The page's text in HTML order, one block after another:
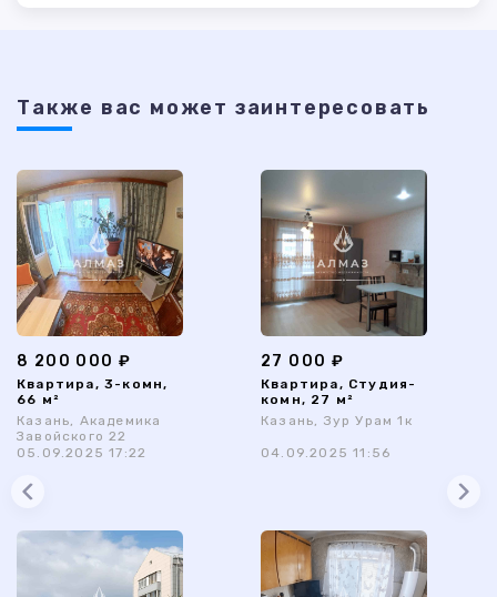
Также ваc может заинтересовать
8 200 000 ₽
Квартира, 3-комн,
66 м²
Казань, Академика
Завойского 22
05.09.2025 17:22
27 000 ₽
Квартира, Студия-
комн, 27 м²
Казань, Зур Урам 1к
04.09.2025 11:56